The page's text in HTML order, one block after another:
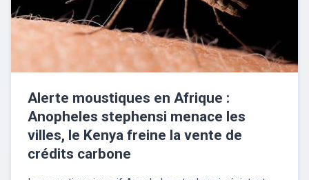
Alerte moustiques en Afrique :
Anopheles stephensi menace les
villes, le Kenya freine la vente de
crédits carbone